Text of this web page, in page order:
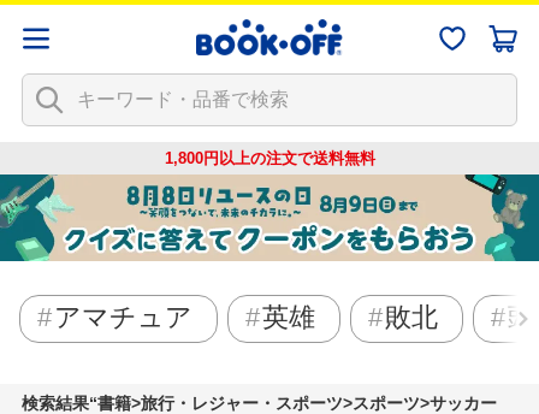
1,800円以上の注文で送料無料
アマチュア 英雄 敗北
検索結果 書籍>旅行・レジャー・スポーツ>スポーツ>サッカー